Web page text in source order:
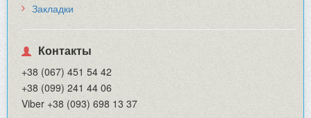
Закладки
Контакты
+38 (067) 451 54 42
+38 (099) 241 44 06
Viber +38 (093) 698 13 37